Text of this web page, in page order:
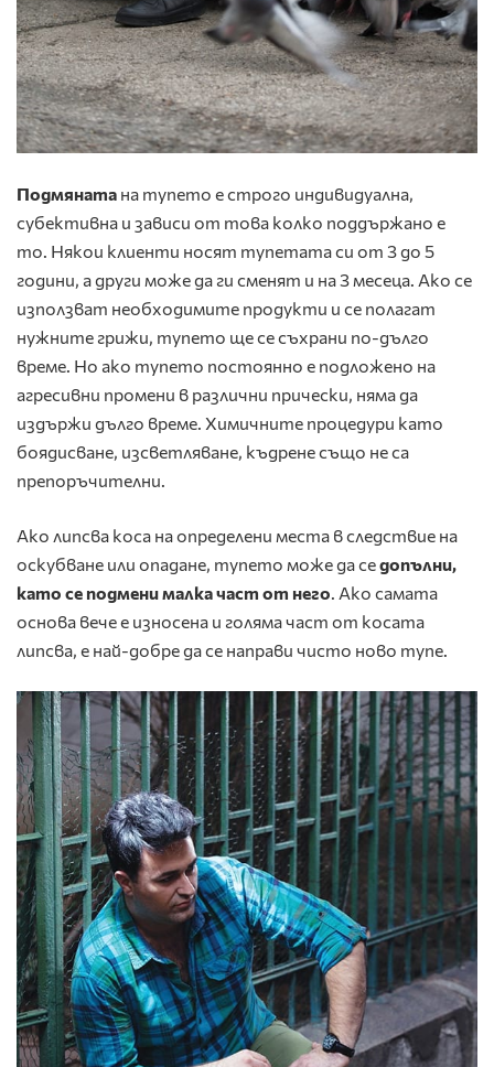
Подмяната на тупето е строго индивидуална,
субективна и зависи от това колко поддържано е
то. Някои клиенти носят тупетата си от 3 до 5
години, а други може да ги сменят и на 3 месеца. Ако се
използват необходимите продукти и се полагат
нужните грижи, тупето ще се съхрани по-дълго
време. Но ако тупето постоянно е подложено на
агресивни промени в различни прически, няма да
издържи дълго време. Химичните процедури като
боядисване, изсветляване, къдрене също не са
препоръчителни.
Ако липсва коса на определени места в следствие на
оскубване или опадане, тупето може да седопълни,
като се подмени малка част от него . Ако самата
основа вече е износена и голяма част от косата
липсва, е най-добре да се направи чисто ново тупе.